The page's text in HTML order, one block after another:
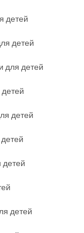
детей
детей
для детей
детей
детей
детей